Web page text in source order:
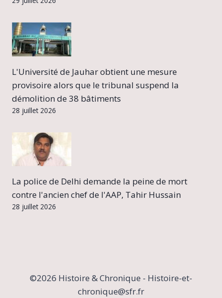
L'Université de Jauhar obtient une mesure
provisoire alors que le tribunal suspend la
démolition de 38 bâtiments
28 juillet 2026
La police de Delhi demande la peine de mort
contre l'ancien chef de l'AAP, Tahir Hussain
28 juillet 2026
©2026 Histoire & Chronique - Histoire-et-
chronique@sfr.fr